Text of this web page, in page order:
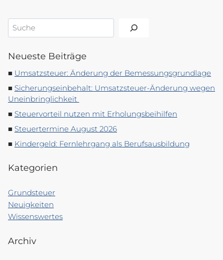
Suchen
Neueste Beiträge
Umsatzsteuer: Änderung der Bemessungsgrundlage
Sicherungseinbehalt: Umsatzsteuer-Änderung wegen
Uneinbringlichkeit
Steuervorteil nutzen mit Erholungsbeihilfen
Steuertermine August 2026
Kindergeld: Fernlehrgang als Berufsausbildung
Kategorien
Grundsteuer
Neuigkeiten
Wissenswertes
Archiv